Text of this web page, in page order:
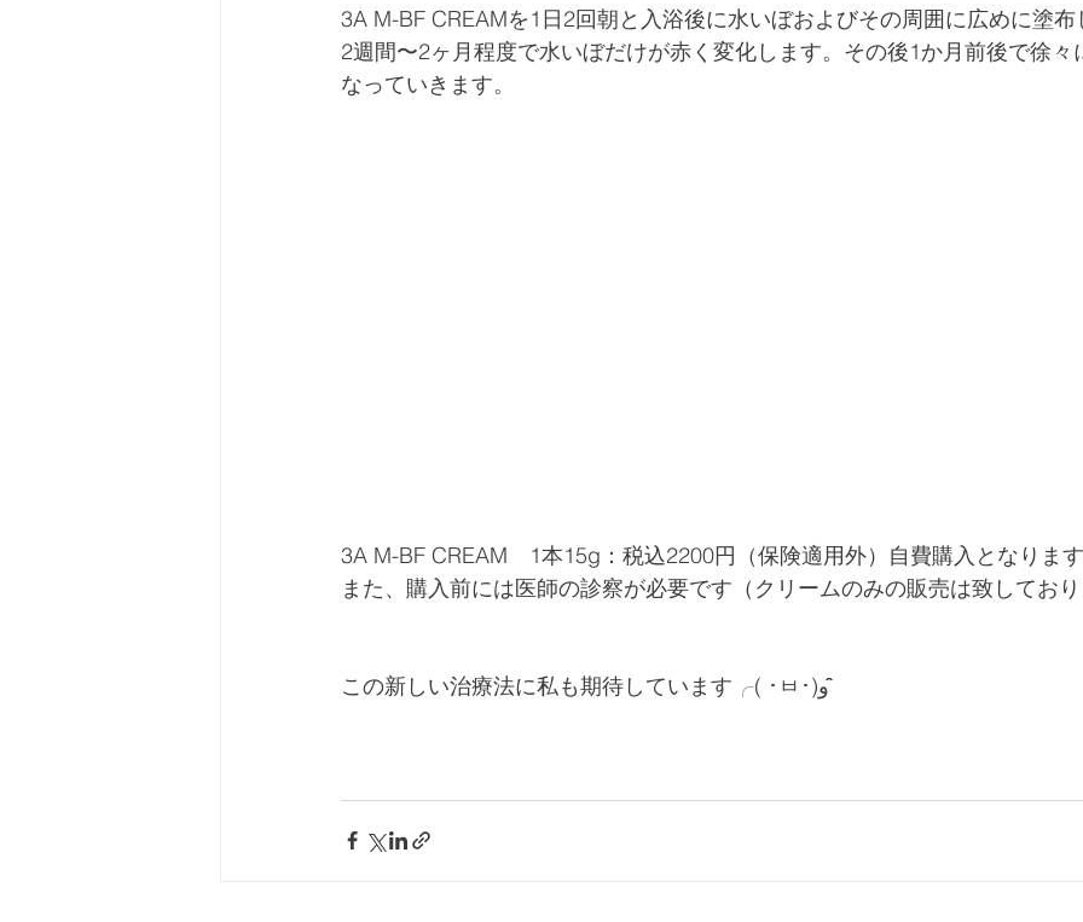
3A M-BF CREAMを1日2回朝と入浴後に水いぼおよびその周囲に広めに塗
2週間〜2ヶ月程度で水いぼだけが赤く変化します。その後1か月前後で徐々
なっていきます。
3A M-BF CREAM　1本15g：税込2200円（保険適用外）自費購入となりま
また、購入前には医師の診察が必要です（クリームのみの販売は致してお
この新しい治療法に私も期待しています╭( ･ㅂ･)و ̑̑